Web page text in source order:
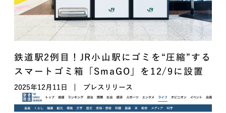
鉄道駅2例目！JR小山駅にゴミを“圧縮”する
スマートゴミ箱「SmaGO」を12/9に設置
2025年12月11日 プレスリリース